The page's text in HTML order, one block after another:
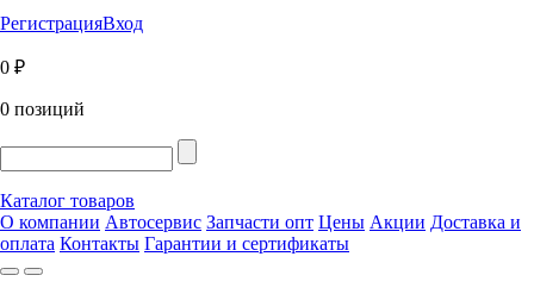
РегистрацияВход
0 ₽
0 позиций
Каталог товаров
О компании Автосервис Запчасти опт Цены Акции Доставка и
оплата Контакты Гарантии и сертификаты